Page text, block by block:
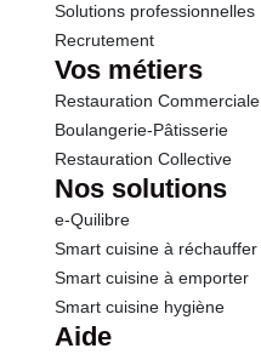
Solutions professionnelles
Recrutement
Vos métiers
Restauration Commerciale
Boulangerie-Pâtisserie
Restauration Collective
Nos solutions
e-Quilibre
Smart cuisine à réchauffer
Smart cuisine à emporter
Smart cuisine hygiène
Aide